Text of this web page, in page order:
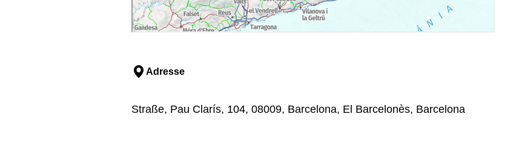
Adresse
Straße, Pau Clarís, 104, 08009, Barcelona, El Barcelonès, Barcelona